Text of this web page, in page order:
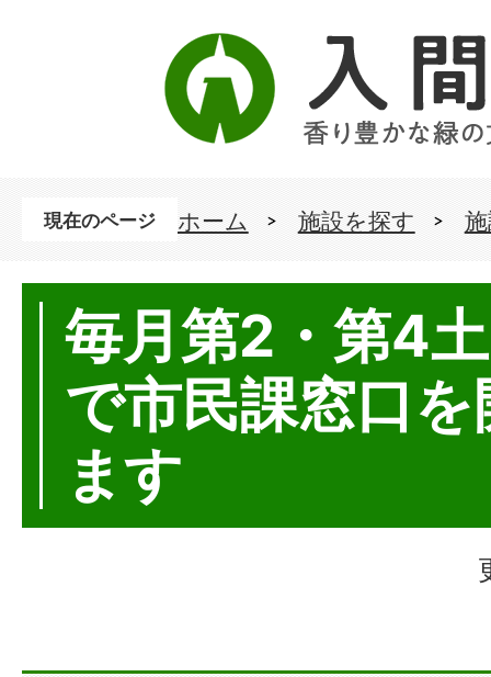
現在のページ ホーム 施設を探す
毎月第2・第4
で市民課窓口
ます